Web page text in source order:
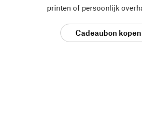
printen of persoonlijk
Cadeaubon kopen